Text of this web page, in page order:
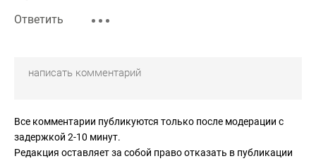
Ответить
Все комментарии публикуются только после модерации с
задержкой 2-10 минут.
Редакция оставляет за собой право отказать в публикации